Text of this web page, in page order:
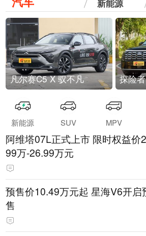
新能源
凡尔赛C5 X 驭不凡 探险
新能源 SUV MPV
阿维塔07L正式上市 限时权益价
99万-26.99万元
预售价10.49万元起 星海V6开启
售